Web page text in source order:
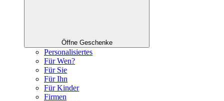
Öffne Geschenke
Personalisiertes
Für Wen?
Für Sie
Für Ihn
Für Kinder
Firmen